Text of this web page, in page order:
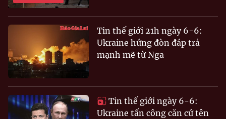
Tin thế giới 21h ngày 6-6:
Ukraine hứng đòn đáp trả
mạnh mẽ từ Nga
Tin thế giới ngày 6-6:
Ukraine tấn công căn cứ tên